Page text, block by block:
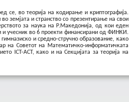
се, во теорија на кодирање и криптографија.
земјата и странство со презентирање на свои
за наука на Р.Македонија, од кои еден
и учесник во 6 проекти финансирани од ФИНКИ.
и средно-стручно образование, како
на Советот на Математичко-информатичката
ICT-ACT, како и на Секцијата за теорија на